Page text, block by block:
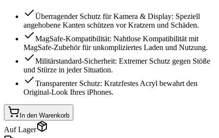
Überragender Schutz für Kamera & Display: Speziell
angehobene Kanten schützen vor Kratzern und Schäden.
MagSafe-Kompatibilität: Nahtlose Kompatibilität mit
MagSafe-Zubehör für unkompliziertes Laden und Nutzung.
Militärstandard-Sicherheit: Extremer Schutz gegen Stöße
und Stürze in jeder Situation.
Transparenter Schutz: Kratzfestes Acryl bewahrt den
Original-Look Ihres iPhones.
In den Warenkorb
Auf Lager